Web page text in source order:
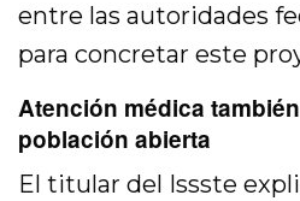
entre las autoridades
para concretar este
Atención médica
población abierta
El titular del Issste